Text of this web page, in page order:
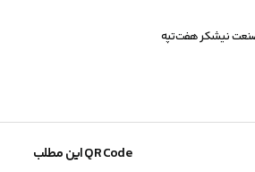
نیشکر هفت‌تپه
QR Code این مطلب